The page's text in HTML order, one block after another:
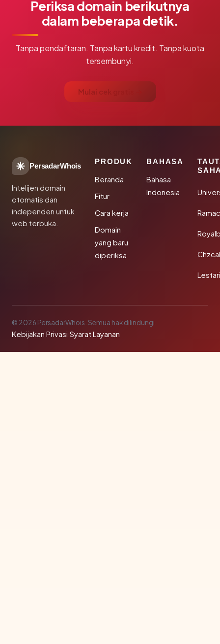
Periksa domain berikutnya
dalam beberapa detik.
Tanpa pendaftaran. Tanpa kartu kredit. Tanpa kuota
tersembunyi.
Mulai cek gratis →
PersadarWhois
Intelijen domain
otomatis dan
independen untuk
web terbuka.
PRODUK
Beranda
Fitur
Cara kerja
Domain
yang baru
diperiksa
BAHASA
Bahasa
Indonesia
© 2026 PersadarWhois. Semua hak dilindungi.
Kebijakan Privasi·Syarat Layanan